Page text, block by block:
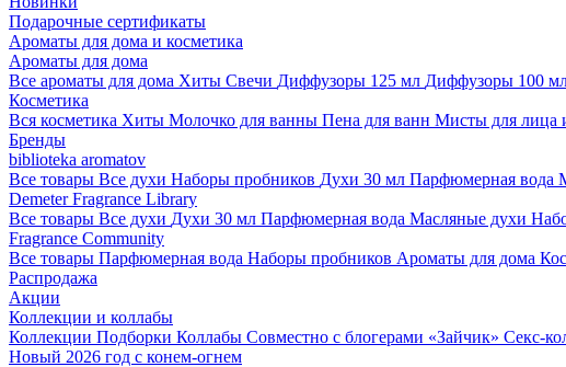
Подарочные сертификаты
Ароматы для дома и косметика
Ароматы для дома
Все ароматы для дома Хиты Свечи Диффузоры 125 мл Диффузоры 100
Косметика
Вся косметика Хиты Молочко для ванны Пена для ванн Мисты для лица
Бренды
biblioteka aromatov
Все товары Все духи Наборы пробников Духи 30 мл Парфюмерная вода
Demeter Fragrance Library
Все товары Все духи Духи 30 мл Парфюмерная вода Масляные духи
Fragrance Community
Все товары Парфюмерная вода Наборы пробников Ароматы для дома
Распродажа
Акции
Коллекции и коллабы
Коллекции Подборки Коллабы Совместно с блогерами «Зайчик» Секс-
Новый 2026 год с конем-огнем